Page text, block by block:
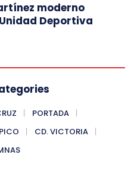
moderno
Deportiva
PORTADA
CD. VICTORIA